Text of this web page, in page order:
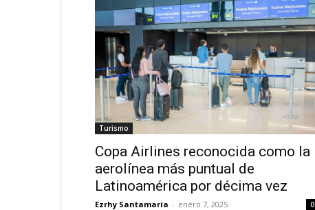
Turismo
Copa Airlines reconocida como la
aerolínea más puntual de
Latinoamérica por décima vez
Ezrhy Santamaría - enero 7, 2025 0